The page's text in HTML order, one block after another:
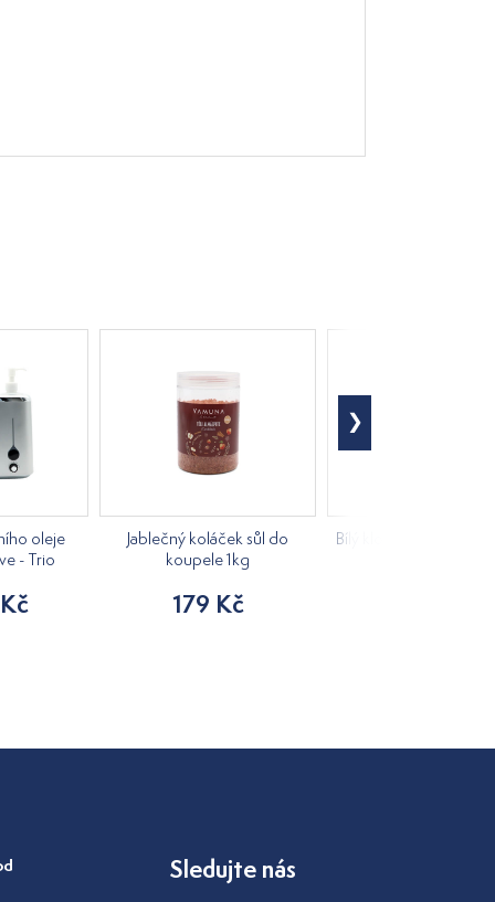
oleje
- Trio
Jablečný koláček sůl do
koupele 1kg
179 Kč
Bílý klobouk do sauny
Sledujte nás